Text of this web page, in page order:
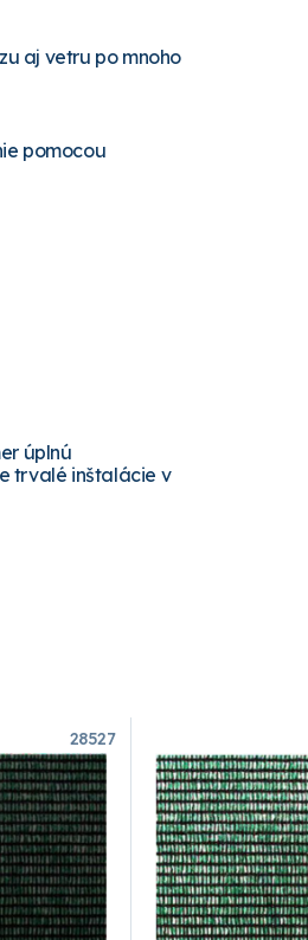
aj vetru po mnoho
pomocou
úplnú
trvalé inštalácie v
28527